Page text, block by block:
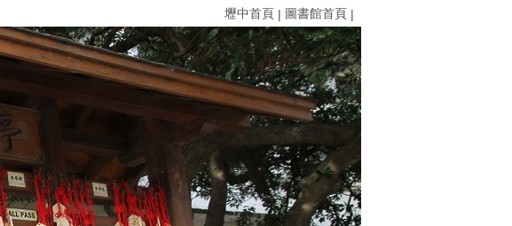
壢中首頁 | 圖書館首頁 |